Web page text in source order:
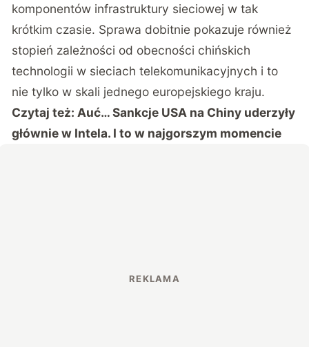
komponentów infrastruktury sieciowej w tak
krótkim czasie. Sprawa dobitnie pokazuje również
stopień zależności od obecności chińskich
technologii w sieciach telekomunikacyjnych i to
nie tylko w skali jednego europejskiego kraju.
Czytaj też: Auć… Sankcje USA na Chiny uderzyły
głównie w Intela. I to w najgorszym momencie